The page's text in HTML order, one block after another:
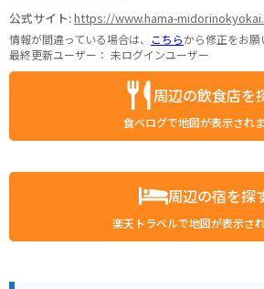
公式サイト:https://www.hama-
情報が間違っている場合は、 こちらから修正をお願
最終更新ユーザー： 未ログインユーザー
周辺の飲食店を
食べログで地図が表示されま
周辺の宿を探
楽天トラベルで地図が表示され